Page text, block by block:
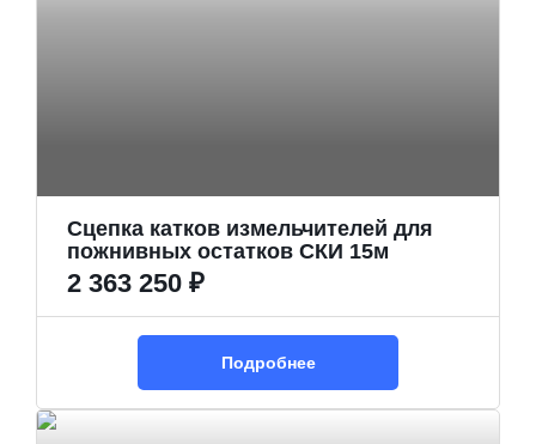
Сцепка катков измельчителей для
пожнивных остатков СКИ 15м
2 363 250 ₽
Подробнее